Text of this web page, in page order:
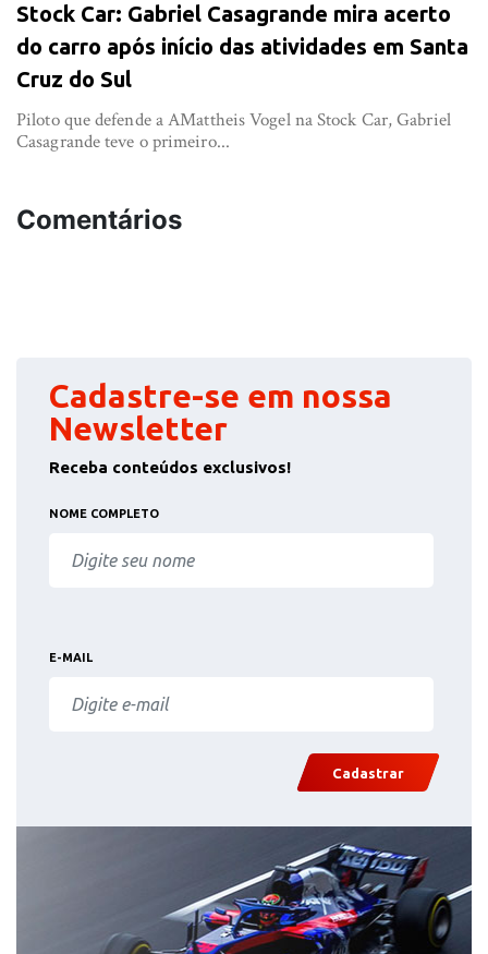
Stock Car: Gabriel Casagrande mira acerto
do carro após início das atividades em Santa
Cruz do Sul
Piloto que defende a AMattheis Vogel na Stock Car, Gabriel
Casagrande teve o primeiro...
Comentários
Cadastre-se em nossa
Newsletter
Receba conteúdos exclusivos!
NOME COMPLETO
E-MAIL
Cadastrar